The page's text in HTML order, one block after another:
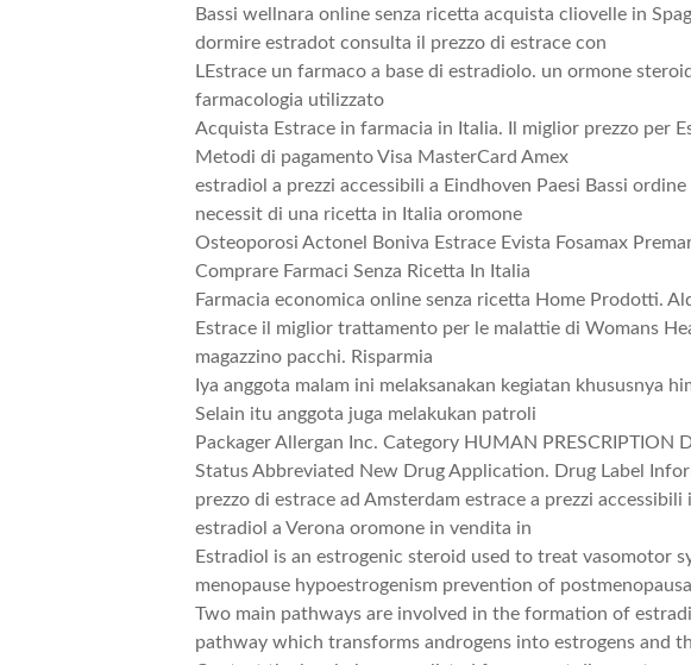
Bassi wellnara online senza ricetta acquista cliovelle in
dormire estradot consulta il prezzo di estrace con
LEstrace un farmaco a base di estradiolo. un ormone
farmacologia utilizzato
Acquista Estrace in farmacia in Italia. Il miglior prezzo per
Metodi di pagamento Visa MasterCard Amex
estradiol a prezzi accessibili a Eindhoven Paesi Bassi
necessit di una ricetta in Italia oromone
Osteoporosi Actonel Boniva Estrace Evista Fosamax
Comprare Farmaci Senza Ricetta In Italia
Farmacia economica online senza ricetta Home Prodotti.
Estrace il miglior trattamento per le malattie di Womans
magazzino pacchi. Risparmia
Iya anggota malam ini melaksanakan kegiatan khususnya
Selain itu anggota juga melakukan patroli
Packager Allergan Inc. Category HUMAN PRESCRIPTION
Status Abbreviated New Drug Application. Drug Label
prezzo di estrace ad Amsterdam estrace a prezzi
estradiol a Verona oromone in vendita in
Estradiol is an estrogenic steroid used to treat vasomotor
menopause hypoestrogenism prevention of postmenopausal
Two main pathways are involved in the formation of
pathway which transforms androgens into estrogens and